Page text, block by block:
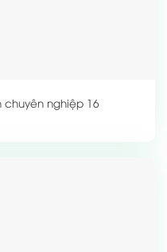
nghiệp 16